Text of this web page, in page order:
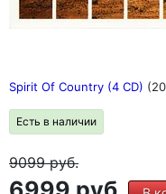
Spirit Of Country (4 CD)
Есть в наличии
9099руб.